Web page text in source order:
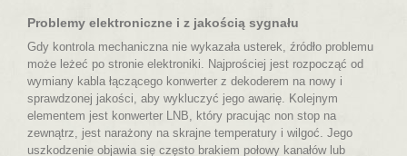
Problemy elektroniczne i z jakością sygnału
Gdy kontrola mechaniczna nie wykazała usterek, źródło problemu
może leżeć po stronie elektroniki. Najprościej jest rozpocząć od
wymiany kabla łączącego konwerter z dekoderem na nowy i
sprawdzonej jakości, aby wykluczyć jego awarię. Kolejnym
elementem jest konwerter LNB, który pracując non stop na
zewnątrz, jest narażony na skrajne temperatury i wilgoć. Jego
uszkodzenie objawia się często brakiem połowy kanałów lub